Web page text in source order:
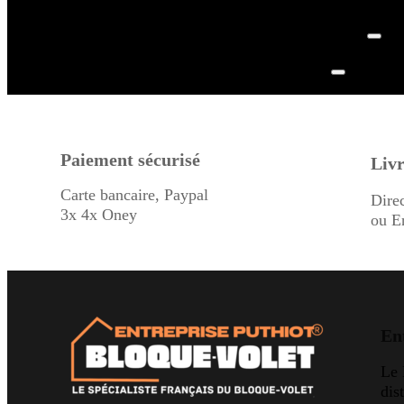
Paiement sécurisé
Carte bancaire, Paypal
3x 4x Oney
ou
Le